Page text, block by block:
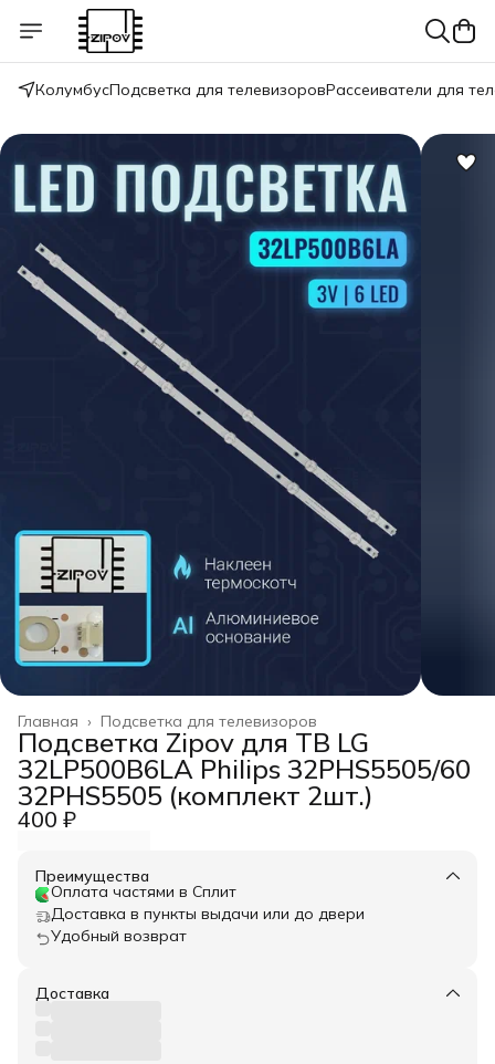
КолумбусПодсветка для телевизоровРассеиватели для
Подсветка для телевизоров
Главная ›
Подсветка Zipov для ТВ LG
32LP500B6LA Philips 32PHS5505/60
32PHS5505 (комплект 2шт.)
400 ₽
Преимущества
Оплата частями в Сплит
Доставка в пункты выдачи или до двери
Удобный возврат
Доставка